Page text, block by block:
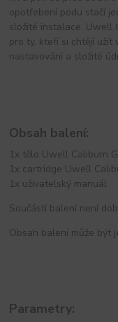
opotřebení podu stačí
složité instalace. Uwell
pro ty, kteří si chtějí užít
nastavování a složité
Obsah balení:
1x tělo Uwell Caliburn
1x cartridge Uwell
1x uživatelský manuál
Součástí balení není
Obsah balení může být
Parametry: